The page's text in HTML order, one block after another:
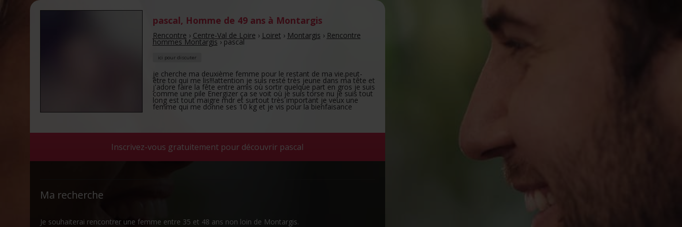
pascal, Homme de 49 ansà Montargis
Rencontre › Centre-Val de Loire › Loiret › Montargis › Rencontre
hommes Montargis›pascal
ici pour discuter
je cherche ma deuxième femme pour le restant de ma vie.peut-
être toi qui me lis!!!attention je suis resté très jeune dans ma tête et
j'adore faire la fête entre amis où sortir quelque part en gros je suis
comme une pile Energizer ça se voit où je suis torse nu je suis tout
long est tout maigre mdr et surtout très important je veux une
femme qui me donne ses 10 kg et je vis pour la bienfaisance
Inscrivez-vous gratuitement pour découvrir pascal
Ma recherche
Je souhaiterai rencontrer une femme entre 35 et 48 ans non loin de Montargis.